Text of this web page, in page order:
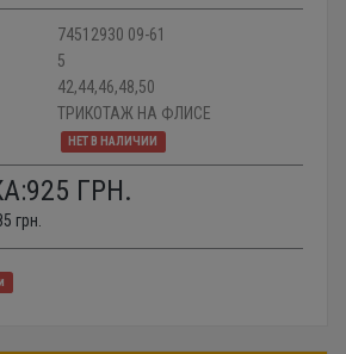
74512930 09-61
5
42,44,46,48,50
ТРИКОТАЖ НА ФЛИСЕ
НЕТ В НАЛИЧИИ
925 ГРН.
грн.